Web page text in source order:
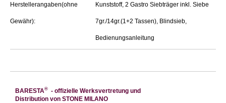
Herstellerangaben(ohne
Gewähr):
Kunststoff, 2 Gastro Siebträger inkl. Siebe
7gr./14gr.(1+2 Tassen), Blindsieb,
Bedienungsanleitung
BARESTA® - offizielle Werksvertretung und
Distribution von STONE MILANO